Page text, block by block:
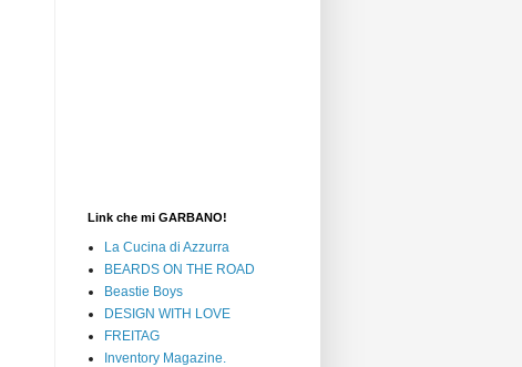
Link che mi GARBANO!
La Cucina di Azzurra
BEARDS ON THE ROAD
Beastie Boys
DESIGN WITH LOVE
FREITAG
Inventory Magazine.